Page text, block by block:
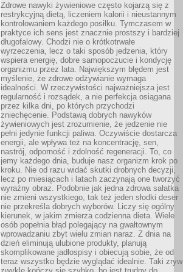
Zdrowe nawyki żywieniowe często kojarzą się z
restrykcyjną dietą, liczeniem kalorii i nieustannym
kontrolowaniem każdego posiłku. Tymczasem w
praktyce ich sens jest znacznie prostszy i bardziej
długofalowy. Chodzi nie o krótkotrwałe
wyrzeczenia, lecz o taki sposób jedzenia, który
wspiera energię, dobre samopoczucie i kondycję
organizmu przez lata. Największym błędem jest
myślenie, że zdrowe odżywianie wymaga
idealności. W rzeczywistości najważniejsza jest
regularność i rozsądek, a nie perfekcja osiągana
przez kilka dni, po których przychodzi
zniechęcenie. Podstawą dobrych nawyków
żywieniowych jest zrozumienie, że jedzenie nie
pełni jedynie funkcji paliwa. Oczywiście dostarcza
energii, ale wpływa też na koncentrację, sen,
nastrój, odporność i zdolność regeneracji. To, co
jemy każdego dnia, buduje nasz organizm krok po
kroku. Nie od razu widać skutki drobnych decyzji,
lecz po miesiącach i latach zaczynają one tworzyć
wyraźny obraz. Podobnie jak jedna zdrowa sałatka
nie zmieni wszystkiego, tak też jeden słodki deser
nie przekreśla dobrych wyborów. Liczy się ogólny
kierunek, w jakim zmierza codzienna dieta. Wiele
osób popełnia błąd polegający na gwałtownym
wprowadzaniu zbyt wielu zmian naraz. Z dnia na
dzień eliminują ulubione produkty, planują
skomplikowane jadłospisy i obiecują sobie, że od
teraz wszystko będzie wyglądać idealnie. Taki zryw